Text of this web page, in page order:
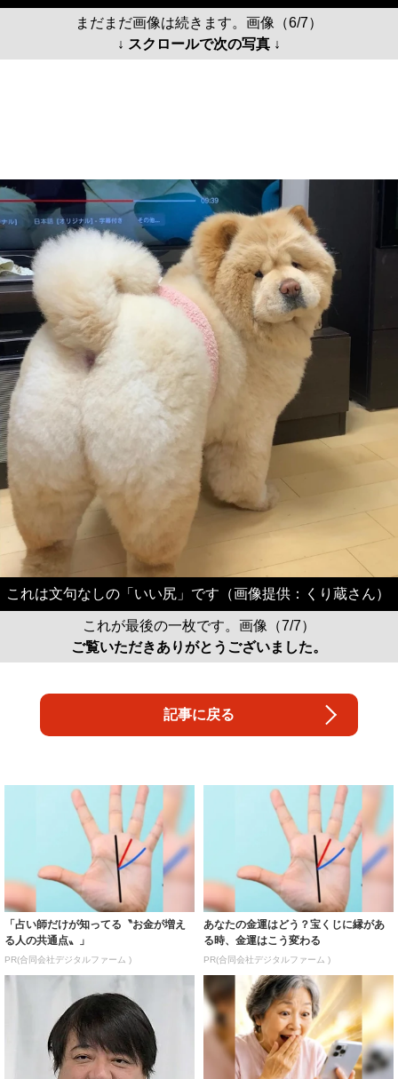
まだまだ画像は続きます。画像（6/7）
↓ スクロールで次の写真 ↓
これは文句なしの「いい尻」です（画像提供：くり蔵さん）
これが最後の一枚です。画像（7/7）
ご覧いただきありがとうございました。
記事に戻る
「占い師だけが知ってる〝お金が増え
る人の共通点〟」
PR(合同会社デジタルファーム )
あなたの金運はどう？宝くじに縁があ
る時、金運はこう変わる
PR(合同会社デジタルファーム )